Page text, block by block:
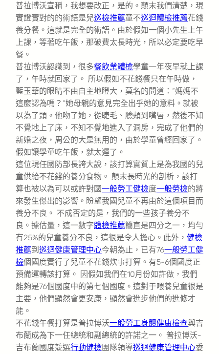
普拉博沃宣稱，我想要改正，是的。顛末我們清楚，現
實證實對的的術語是兒巡檢推薦童不巡迴體檢推薦花錢
養分餐。這就是完全的術語。由於假如一個小先生上午
上課，等著吃午飯，那破費太長時光，所以必定要吃早
餐。
普拉博沃認識到，很多餐飲業體檢學童一年夜早就上課
了，午時就回家了。 所以假如不花錢餐只在午時做，
藍玉華的眼睛不由自主地瞪大，莫名的問道：“媽媽不
這麼認為嗎？”她母親的意見完全出乎她的意料。就被
以為了頭。他吻了她，從睫毛、臉頰到嘴唇，然後不知
不覺地上了床，不知不覺地進入了洞房，完成了他們的
新婚之夜，周公的大是無用的，由於學童曾經回家了。
假如讓學童吃午飯，就太遲了。
這位現任國防部長誇大說，該打算實質上是為我國的兒
童供給不花錢的養分食物。 顛末長時光的剖析，該打
算也被以為可以或許對國一般勞工健檢度一般勞檢的將
來發生傑出的影響。盼望我國兒童不再由於這個項目而
養分不良。 不成否定的是，我們的一些孩子養分不
良。據估量，這一數字體檢推薦簡直是四分之一，均勻
有25%的兒童養分不良，這很是令人擔心。此外， 健檢
推薦到 巡迴健康管理中心今朝為止，已有76一般勞工健
檢個國度實行了兒童不花錢炊事打算。有5-6個國度正
預備運轉該打算。 因假如我們在10月份如許做，我們
能夠是76個國度中的第七個國度。這對于喂養兒童很是
主要，他們顯然會更安康，顯然會進步他們的進修才
能。
不花錢午餐打算是普拉博沃一般勞工身體健康檢查與吉
布蘭成為下一任總統和副總統的許諾之一。 普拉博沃-
吉布蘭國度競選行動健檢團隊領導巡迴健康管理中心委